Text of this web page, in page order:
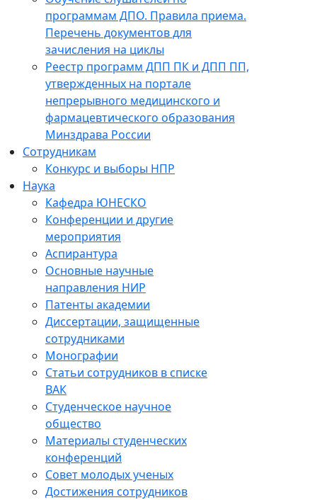
программам ДПО. Правила приема.
Перечень документов для
зачисления на циклы
Реестр программ ДПП ПК и ДПП ПП,
утвержденных на портале
непрерывного медицинского и
фармацевтического образования
Минздрава России
Сотрудникам
Конкурс и выборы НПР
Наука
Кафедра ЮНЕСКО
Конференции и другие
мероприятия
Аспирантура
Основные научные
направления НИР
Патенты академии
Диссертации, защищенные
сотрудниками
Монографии
Статьи сотрудников в списке
ВАК
Студенческое научное
общество
Материалы студенческих
конференций
Совет молодых ученых
Достижения сотрудников